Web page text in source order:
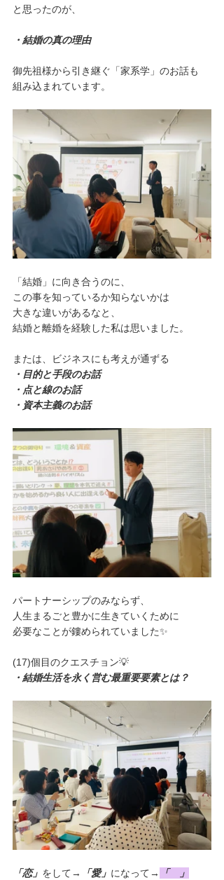
と思ったのが、
・結婚の真の理由
御先祖様から引き継ぐ「家系学」のお話も
組み込まれています。
「結婚」に向き合うのに、
この事を知っているか知らないかは
大きな違いがあるなと、
結婚と離婚を経験した私は思いました。
または、ビジネスにも考えが通ずる
・目的と手段のお話
・点と線のお話
・資本主義のお話
パートナーシップのみならず、
人生まるごと豊かに生きていくために
必要なことが鏤められていました✨
(17)個目のクエスチョン💡
・結婚生活を永く営む最重要要素とは？
「恋」 をして→ 「愛」 になって→ 「　」